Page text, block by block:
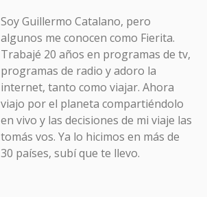
Soy Guillermo Catalano, pero
algunos me conocen como Fierita.
Trabajé 20 años en programas de tv,
programas de radio y adoro la
internet, tanto como viajar. Ahora
viajo por el planeta compartiéndolo
en vivo y las decisiones de mi viaje las
tomás vos. Ya lo hicimos en más de
30 países, subí que te llevo.